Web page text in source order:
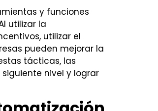
y funciones
utilizar la
utilizar el
pueden mejorar la
tácticas, las
nivel y lograr